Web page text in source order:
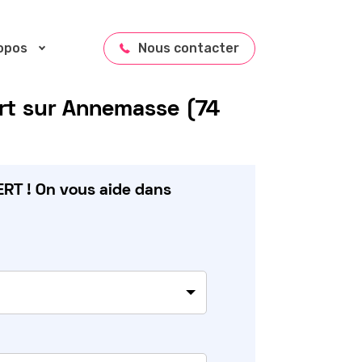
Nous contacter
sur Annemasse (74
! On vous aide dans